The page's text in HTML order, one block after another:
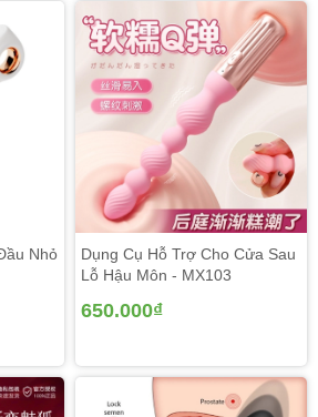
Nhỏ
Dụng Cụ Hỗ Trợ Cho Cửa Sau
Lỗ Hậu Môn - MX103
650.000₫